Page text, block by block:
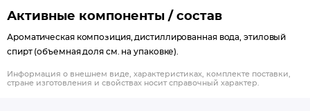
Активные компоненты / состав
Ароматическая композиция, дистиллированная вода, этиловый
спирт (объемная доля см. на упаковке).
Информация о внешнем виде, характеристиках, комплекте поставки,
стране изготовления и свойствах носит справочный характер.